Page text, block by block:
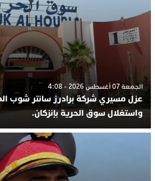
الجمعة 07 أغسطس 2026 - 4:08
عزل مسيري شركة برادرز سانتر شوب
واستغلال سوق الحرية بإنزكان.